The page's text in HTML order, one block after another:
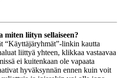
liityn sellaiseen?
“Käyttäjäryhmät”-linkin kautta
liittyä yhteen, klikkaa vastaavaa
ei kuitenkaan ole vapaata
hyväksynnän ennen kuin voit